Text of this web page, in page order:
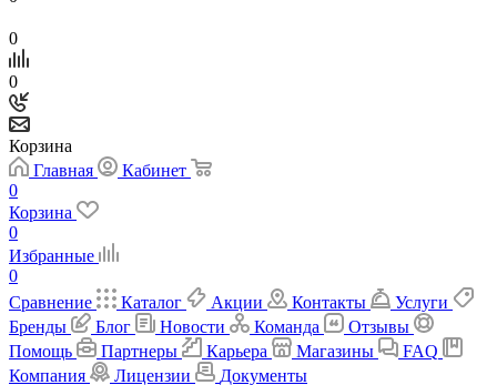
0
0
Корзина
Главная
Кабинет
0
Корзина
0
Избранные
0
Сравнение
Каталог Акции Контакты
Услуги
Бренды
Блог Новости Команда
Отзывы
Помощь
Партнеры Карьера Магазины
FAQ
Компания
Лицензии Документы